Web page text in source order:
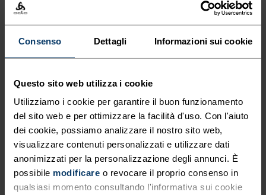
Consenso Dettagli Informazioni sui cookie
Questo sito web utilizza i cookie
Utilizziamo i cookie per garantire il buon funzionamento
del sito web e per ottimizzare la facilità d'uso. Con l'aiuto
dei cookie, possiamo analizzare il nostro sito web,
visualizzare contenuti personalizzati e utilizzare dati
anonimizzati per la personalizzazione degli annunci. È
possibile modificare o revocare il proprio consenso in
qualsiasi momento consultando l'informativa sui cookie
LEGGERI COME L'ARIA.
VELOCI COME IL VENTO.
Capi tecnici da running ad asciugatura rapida per
essere sempre un passo avanti.
LIVELLO DI ATTIVITÀ